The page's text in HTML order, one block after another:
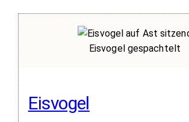
Eisvogel gespachtelt
Eisvogel